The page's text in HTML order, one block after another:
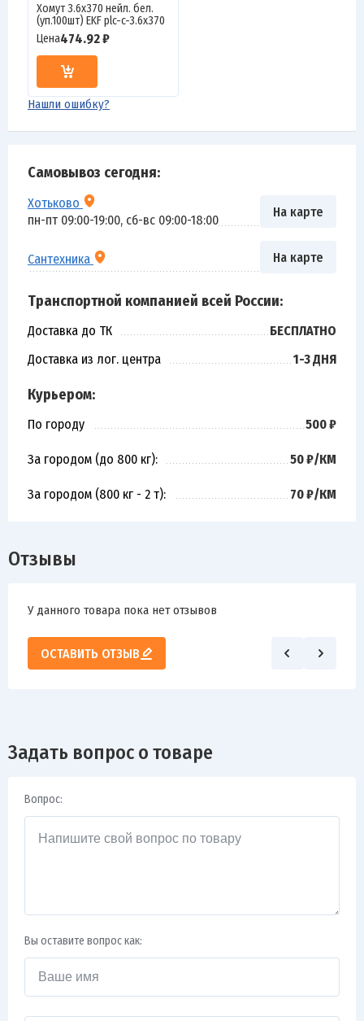
Самовывоз сегодня:
Хотьково
пн-пт 09:00-19:00, сб-вс 09:00-18:00
На карте
Сантехника На карте
Транспортной компанией всей России:
Доставка до ТК
БЕСПЛАТНО
Доставка из лог. центра
1-3 ДНЯ
Курьером:
По городу 500 ₽
За городом (до 800 кг): 50 ₽/КМ
За городом (800 кг - 2 т): 70 ₽/КМ
Хомут 3.6х370 нейл. бел.
(уп.100шт) EKF plc-c-3.6x370
Цена474.92 ₽
Нашли ошибку?
Отзывы
У данного товара пока нет отзывов
ОСТАВИТЬ ОТЗЫВ
Задать вопрос о товаре
Вопрос:
Вы оставите вопрос как: